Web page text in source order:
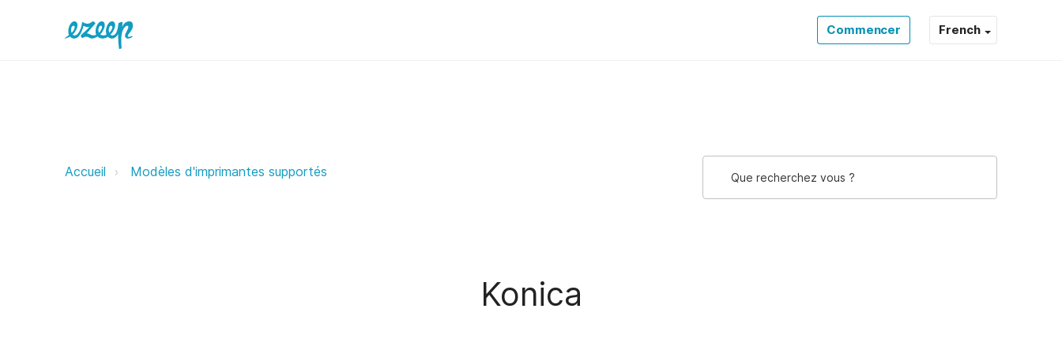
Commencer French
Konica ezeep Support Support
Accueil Modèles d'imprimantes supportés
Konica